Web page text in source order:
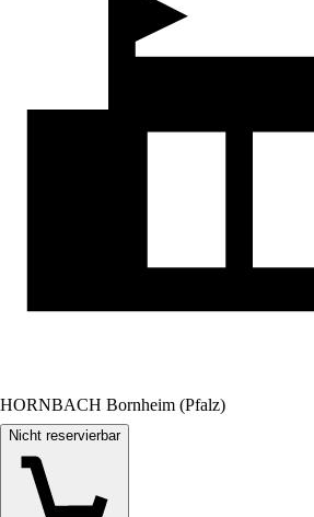
HORNBACH Bornheim (Pfalz)
Nicht reservierbar